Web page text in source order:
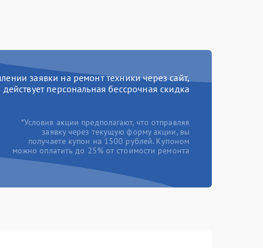
заявки на ремонт техники через сайт,
действует персональная бессрочная скидка
*Условия акции предполагают, что отправляя
заявку через текущую форму акции, вы
получаете купон на 1500 рублей. Купоном
можно оплатить до 25% от стоимости ремонта